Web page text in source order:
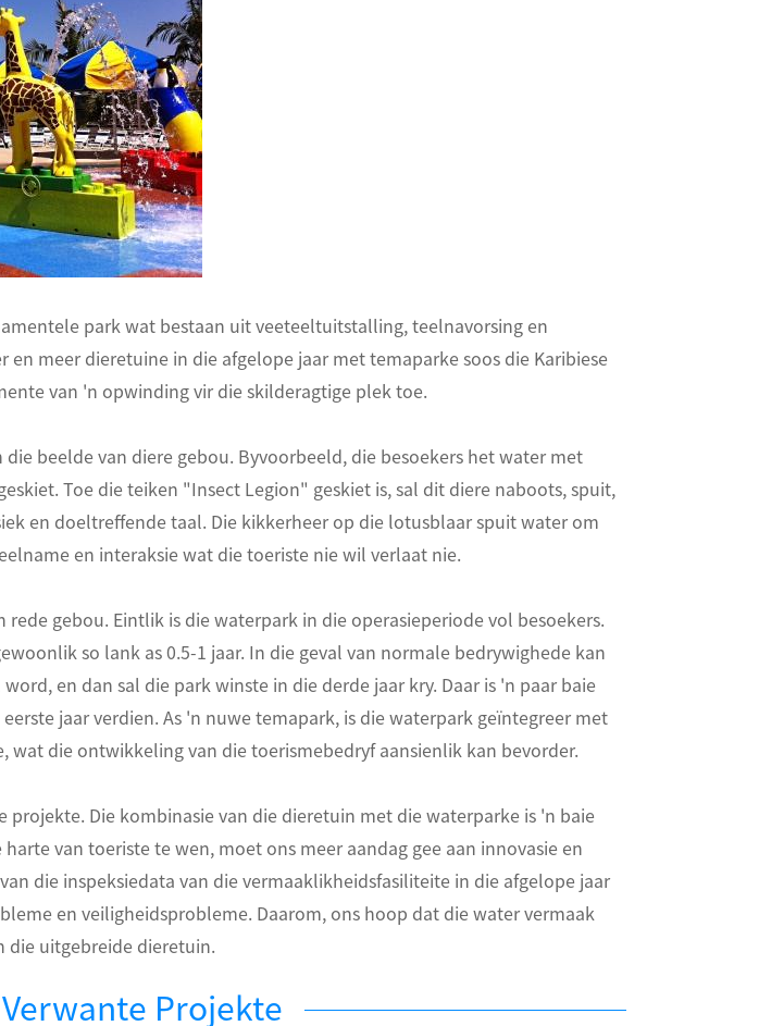
park wat bestaan ​​uit veeteeltuitstalling, teelnavorsing en
meer dieretuine in die afgelope jaar met temaparke soos die Karibiese
van 'n opwinding vir die skilderagtige plek toe.
beelde van diere gebou. Byvoorbeeld, die besoekers het water met
Toe die teiken "Insect Legion" geskiet is, sal dit diere naboots, spuit,
en doeltreffende taal. Die kikkerheer op die lotusblaar spuit water om
en interaksie wat die toeriste nie wil verlaat nie.
gebou. Eintlik is die waterpark in die operasieperiode vol besoekers.
so lank as 0.5-1 jaar. In die geval van normale bedrywighede kan
en dan sal die park winste in die derde jaar kry. Daar is 'n paar baie
jaar verdien. As 'n nuwe temapark, is die waterpark geïntegreer met
wat die ontwikkeling van die toerismebedryf aansienlik kan bevorder.
projekte. Die kombinasie van die dieretuin met die waterparke is 'n baie
van toeriste te wen, moet ons meer aandag gee aan innovasie en
die inspeksiedata van die vermaaklikheidsfasiliteite in die afgelope jaar
en veiligheidsprobleme. Daarom, ons hoop dat die water vermaak
uitgebreide dieretuin.
Verwante Projekte